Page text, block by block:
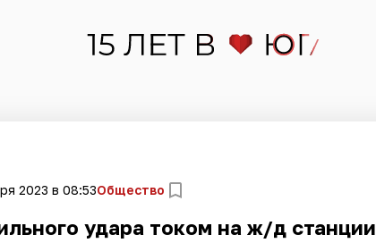
2023 в 08:53Общество
удара током на ж/д станции